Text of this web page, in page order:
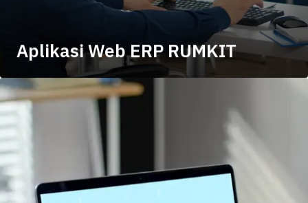
Aplikasi Web ERP RUMKIT